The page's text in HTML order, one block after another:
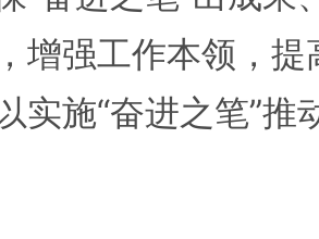
增强工作本领，
实施“奋进之笔”推